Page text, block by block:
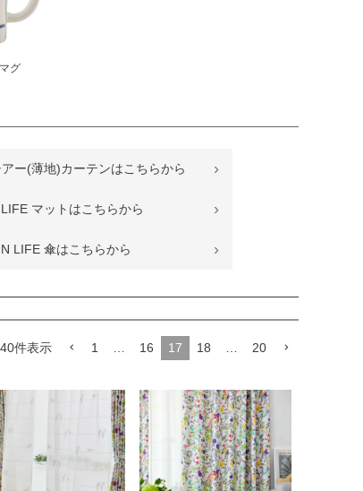
グ
ー(薄地)カーテンはこちらから
マットはこちらから
LIFE 傘はこちらから
件表示 1 16 17 18 20